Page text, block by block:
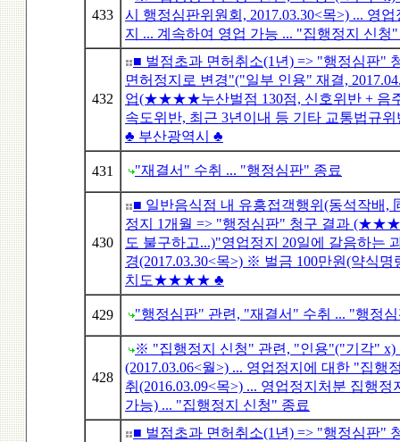
433
시 행정심판위원회, 2017.03.30<목>) ... 영
지 ... 계속하여 영업 가능 ... "집행정지 신청
432
■ 벌점초과 면허취소(1년) => "행정심판"
면허정지로 변경"("일부 인용" 재결,
업(★★★★누산벌점 130점, 신호위반 + 음
속도위반, 최근 3년이내 등 기타 교통법규
♣ 부산광역시 ♣
431 "재결서" 수취 ... "행정심판" 종료
430
■ 일반음식점 내 유흥접객행위(동석작배,
정지 1개월 => "행정심판" 청구 결과
도 불구하고...)"영업정지 20일에 갈음하는
경(2017.03.30<목>) ※ 벌금 100만원(약식
치도★★★★ ♣
429 "행정심판" 관련, "재결서" 수취 ... "행정
428
※ "집행정지 신청" 관련, "인용"("기각" x)
(2017.03.06<월>) ... 영업정지에 대한 "집행
취(2016.03.09<목>) ... 영업정지처분 집행
가능) ... "집행정지 신청" 종료
■ 벌점초과 면허취소(1년) => "행정심판"